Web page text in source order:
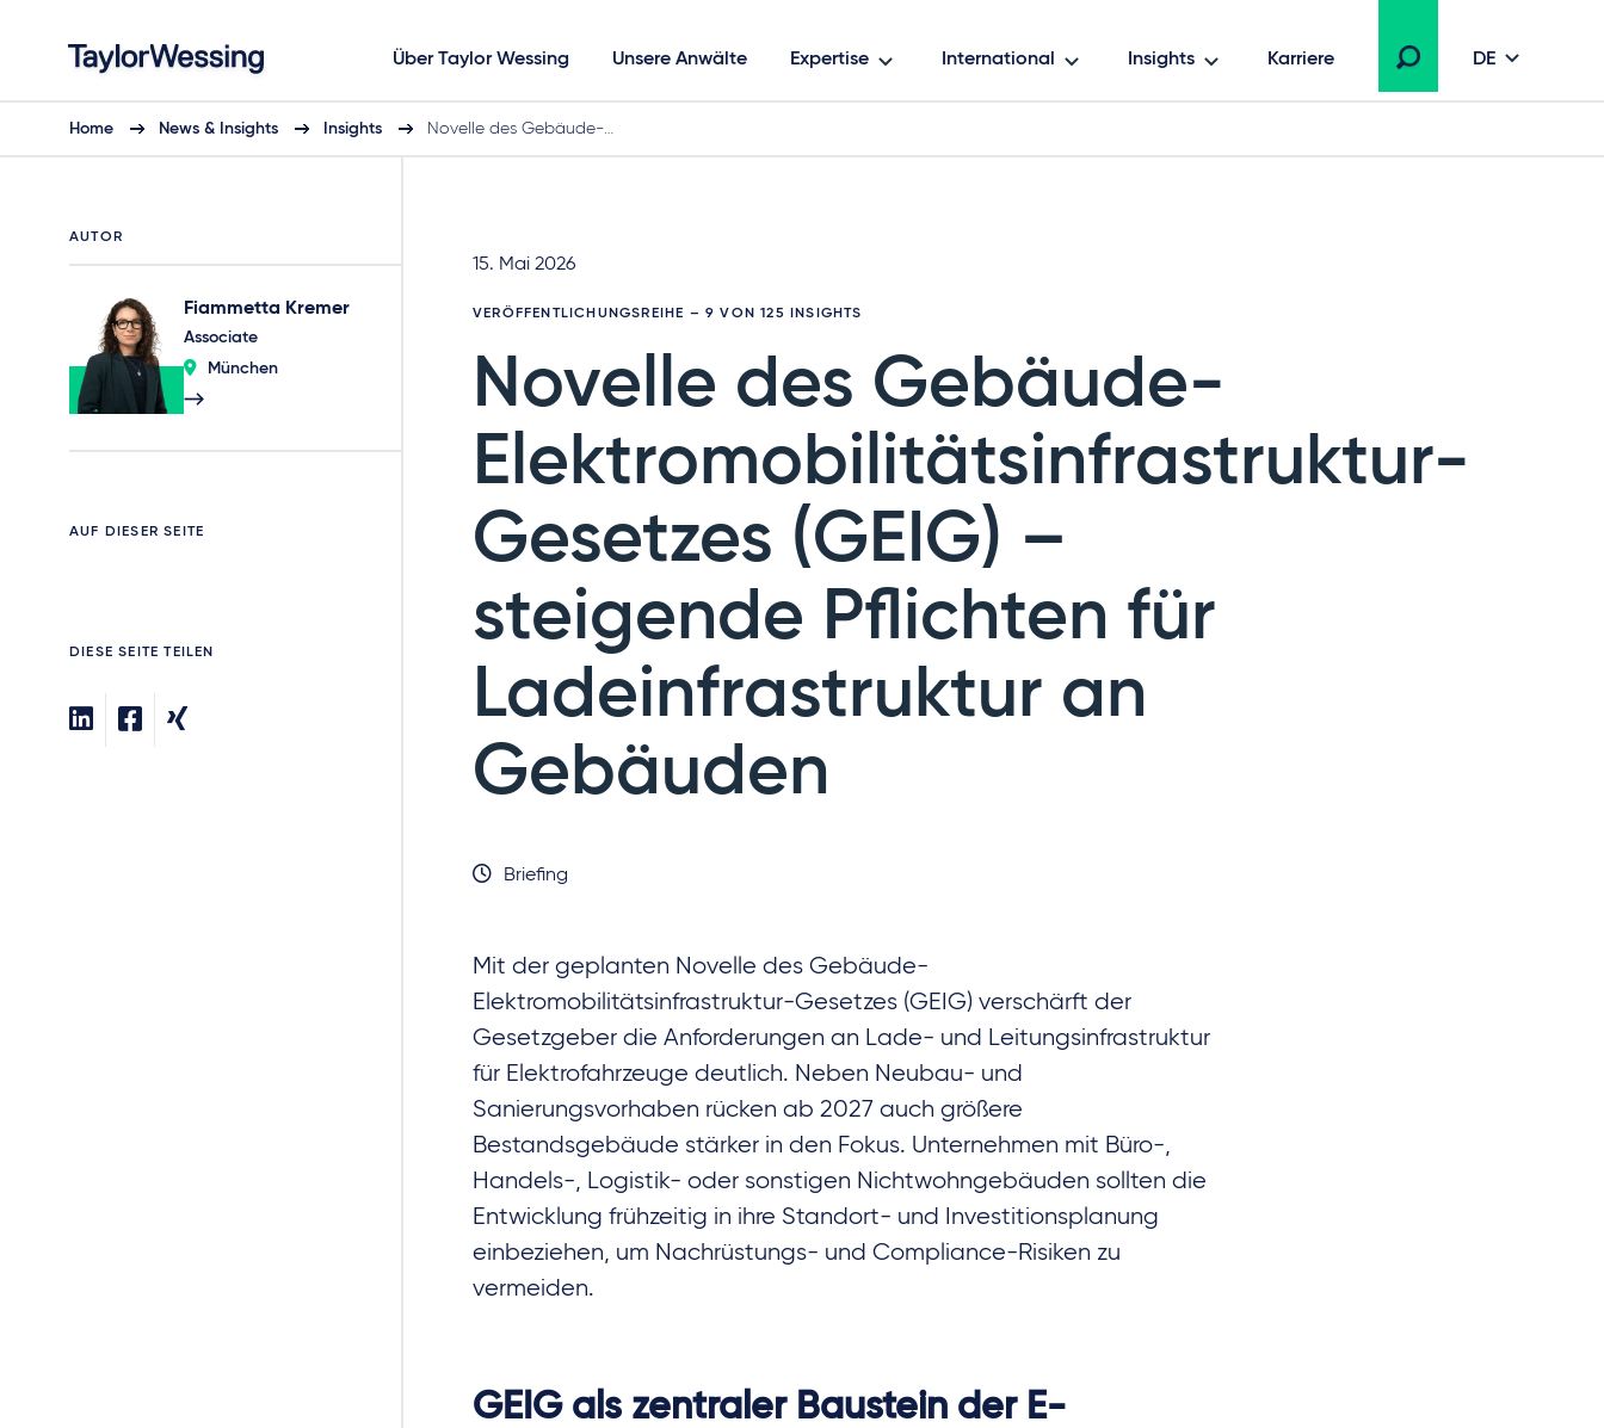
Über Taylor Wessing Unsere Anwälte Expertise International Insights Karriere DE
Home News & Insights Insights Novelle des Gebäude-…
AUTOR
Fiammetta Kremer
Associate
München
AUF DIESER SEITE
DIESE SEITE TEILEN
15. Mai 2026
VERÖFFENTLICHUNGSREIHE – 9 VON 125 INSIGHTS
Novelle des Gebäude-
Elektromobilitätsinfrastruktur-
Gesetzes (GEIG) –
steigende Pflichten für
Ladeinfrastruktur an
Gebäuden
Briefing
Mit der geplanten Novelle des Gebäude-
Elektromobilitätsinfrastruktur-Gesetzes (GEIG) verschärft der
Gesetzgeber die Anforderungen an Lade- und Leitungsinfrastruktur
für Elektrofahrzeuge deutlich. Neben Neubau- und
Sanierungsvorhaben rücken ab 2027 auch größere
Bestandsgebäude stärker in den Fokus. Unternehmen mit Büro-,
Handels-, Logistik- oder sonstigen Nichtwohngebäuden sollten die
Entwicklung frühzeitig in ihre Standort- und Investitionsplanung
einbeziehen, um Nachrüstungs- und Compliance-Risiken zu
vermeiden.
GEIG als zentraler Baustein der E-